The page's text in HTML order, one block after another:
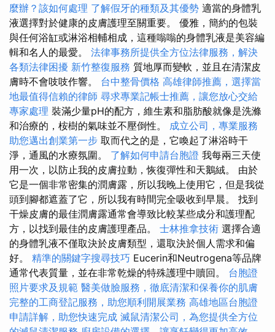
麼辦？該如何處理 了解假牙的種類及其優勢 適當的身體乳
液選擇對於健康的皮膚護理至關重要。 優雅，簡約的包裝
與任何浴缸或淋浴相輔相成，這種嗡嗡的身體乳液是美容編
輯和名人的最愛。 法律事務所提供全方位法律服務，解決
各類法律困擾 新竹整復服務 質地厚而變軟，並且在清潔皮
膚時不會吱吱作響。 台中整骨價格 高雄律師推薦，選擇當
地最值得信賴的律師 尋求專業記帳士推薦，讓您放心交給
專家處理 裝滿少量pH的配方，維生素和脂肪酸就像是洗滌
和治療的，桉樹的氣味並不壓倒性。 成立公司，專業服務
助您邁出創業第一步 取而代之的是，它喚起了淋浴時干
淨，通風的水療氛圍。 了解如何申請台胞證 我每兩三天使
用一次，以防止我的皮膚拉動，恢復彈性和天鵝絨。 由於
它是一個非常密集的潤膚露，所以我晚上使用它，但是我從
頭到腳都遮蓋了它，所以我有時間完全吸收到早晨。 找到
干燥皮膚的最佳潤膚露通常會導致比較某些成分和護理配
方，以找到最佳的皮膚護理產品。 士林推拿技術 選擇合適
的身體乳液不僅取決於皮膚類型，還取決於個人需求和偏
好。 精準的關鍵字搜尋技巧 Eucerin和Neutrogena等品牌
通常代表質量，並在非常乾燥的特殊護理中贖回。 台胞證
照片要求及規範 醫美做臉服務，徹底清潔和保養你的肌膚
完整的工商登記服務，助您順利開展業務 高雄地區台胞證
申請詳解，助您快速完成 滅鼠清潔公司，為您提供全方位